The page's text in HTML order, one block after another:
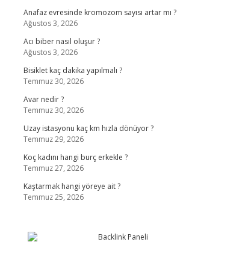
Anafaz evresinde kromozom sayısı artar mı ?
Ağustos 3, 2026
Acı biber nasıl oluşur ?
Ağustos 3, 2026
Bisiklet kaç dakika yapılmalı ?
Temmuz 30, 2026
Avar nedir ?
Temmuz 30, 2026
Uzay istasyonu kaç km hızla dönüyor ?
Temmuz 29, 2026
Koç kadını hangi burç erkekle ?
Temmuz 27, 2026
Kaştarmak hangi yöreye ait ?
Temmuz 25, 2026